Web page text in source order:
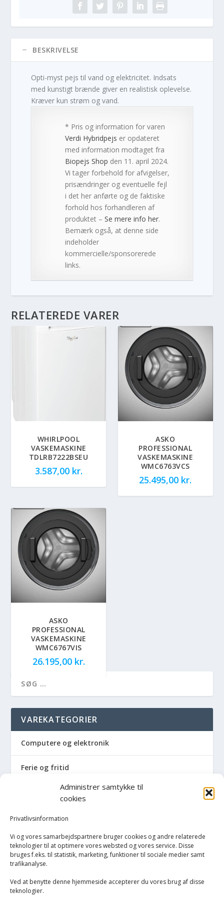
Administrer samtykke til
cookies
Privatlivsinformation
Vi og vores samarbejdspartnere bruger cookies og andre relaterede
teknologier til at optimere vores websted og vores service. Disse
bruges f.eks. til statistik, marketing, funktioner til sociale medier samt
trafikanalyse.
Ved at benytte denne hjemmeside accepterer du vores brug af disse
teknologier.
BESKRIVELSE
Opti-myst pejs til vand og elektricitet. Indsats
med kunstigt brænde giver en realistisk oplevelse.
Kræver kun strøm og vand.
* Pris og information for varen
Verdi Hybridpejs er opdateret
med information modtaget fra
Biopejs Shop den 11. april 2024.
Vi tager forbehold for afvigelser,
prisændringer og eventuelle fejl
i det her anførte og de faktiske
forhold hos forhandleren af
produktet –Se mere info her.
Bemærk også, at denne side
indeholder
kommercielle/sponsorerede
links.
RELATEREDE VARER
WHIRLPOOL
VASKEMASKINE
TDLRB7222BSEU
3.587,00 kr.
ASKO
PROFESSIONAL
VASKEMASKINE
WMC6763VCS
25.495,00 kr.
ASKO
PROFESSIONAL
VASKEMASKINE
WMC6767VIS
26.195,00 kr.
VAREKATEGORIER
Computere og elektronik
Ferie og fritid
Hus og have
Havemaskiner
Hvidevarer
Køkken
Opvarmning